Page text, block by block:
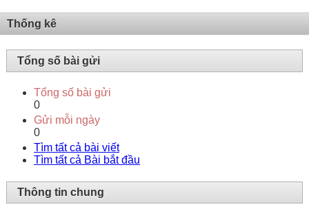
Thống kê
Tổng số bài gửi
Tổng số bài gửi
0
Gửi mỗi ngày
0
Tìm tất cả bài viết
Tìm tất cả Bài bắt đầu
Thông tin chung